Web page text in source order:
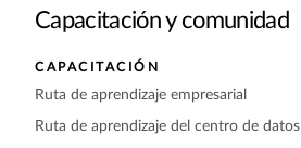
Capacitación y comunidad
CAPACITACIÓN
Ruta de aprendizaje empresarial
Ruta de aprendizaje del centro de datos